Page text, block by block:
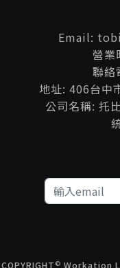
Email:
營業
聯絡
地址: 406台中
公司名稱: 托
COPYRIGHT © Workation